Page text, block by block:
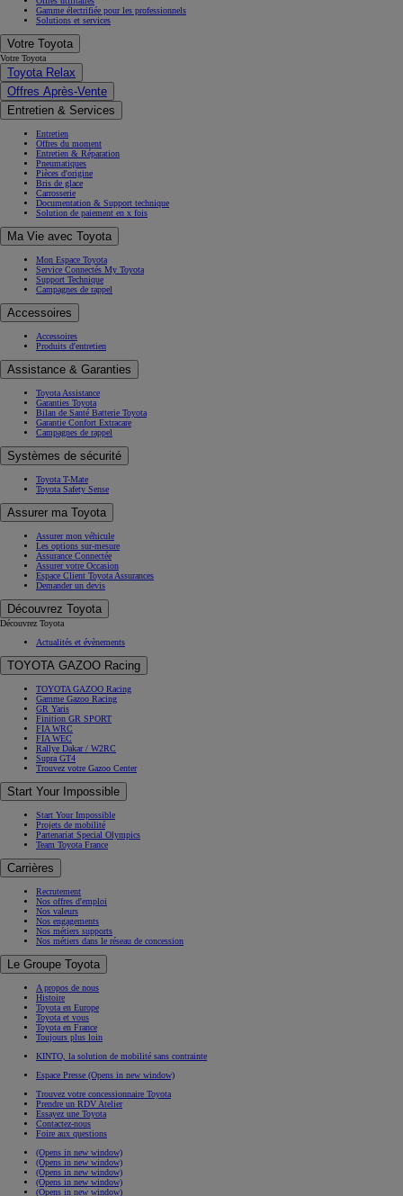
Gamme électrifiée pour les professionnels
Solutions et services
Votre Toyota
Votre Toyota
Toyota Relax
Offres Après-Vente
Entretien & Services
Entretien
Offres du moment
Entretien & Réparation
Pneumatiques
Pièces d'origine
Bris de glace
Carrosserie
Documentation & Support technique
Solution de paiement en x fois
Ma Vie avec Toyota
Mon Espace Toyota
Service Connectés My Toyota
Support Technique
Campagnes de rappel
Accessoires
Accessoires
Produits d'entretien
Assistance & Garanties
Toyota Assistance
Garanties Toyota
Bilan de Santé Batterie Toyota
Garantie Confort Extracare
Campagnes de rappel
Systèmes de sécurité
Toyota T-Mate
Toyota Safety Sense
Assurer ma Toyota
Assurer mon véhicule
Les options sur-mesure
Assurance Connectée
Assurer votre Occasion
Espace Client Toyota Assurances
Demander un devis
Découvrez Toyota
Découvrez Toyota
Actualités et évènements
TOYOTA GAZOO Racing
TOYOTA GAZOO Racing
Gamme Gazoo Racing
GR Yaris
Finition GR SPORT
FIA WRC
FIA WEC
Rallye Dakar / W2RC
Supra GT4
Trouvez votre Gazoo Center
Start Your Impossible
Start Your Impossible
Projets de mobilité
Partenariat Special Olympics
Team Toyota France
Carrières
Recrutement
Nos offres d'emploi
Nos valeurs
Nos engagements
Nos métiers supports
Nos métiers dans le réseau de concession
Le Groupe Toyota
A propos de nous
Histoire
Toyota en Europe
Toyota et vous
Toyota en France
Toujours plus loin
KINTO, la solution de mobilité sans contrainte
Espace Presse (Opens in new window)
Trouvez votre concessionnaire Toyota
Prendre un RDV Atelier
Essayez une Toyota
Contactez-nous
Foire aux questions
(Opens in new window)
(Opens in new window)
(Opens in new window)
(Opens in new window)
(Opens in new window)